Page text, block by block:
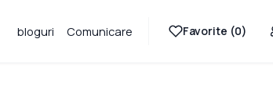
bloguri Comunicare Favorite (0)